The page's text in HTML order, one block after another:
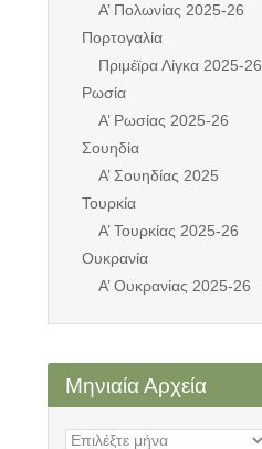
Α’ Πολωνίας 2025-26
Πορτογαλία
Πριμέϊρα Λίγκα 2025-26
Ρωσία
Α’ Ρωσίας 2025-26
Σουηδία
Α’ Σουηδίας 2025
Τουρκία
Α’ Τουρκίας 2025-26
Ουκρανία
Α’ Ουκρανίας 2025-26
Μηνιαία Αρχεία
Μηνιαία